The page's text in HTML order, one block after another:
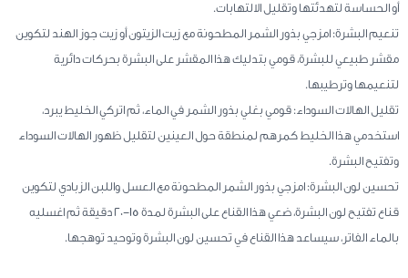
أو الحساسة لتهدئتها وتقليل الالتهابات.
تنعيم البشرة: امزجي بذور الشمر المطحونة مع زيت الزيتون أو زيت جوز الهند لتكوين
مقشر طبيعي للبشرة، قومي بتدليك هذا المقشر على البشرة بحركات دائرية
لتنعيمها وترطيبها.
تقليل الهالات السوداء: قومي بغلي بذور الشمر في الماء، ثم اتركي الخليط يبرد،
استخدمي هذا الخليط كمرهم لمنطقة حول العينين لتقليل ظهور الهالات السوداء
وتفتيح البشرة.
تحسين لون البشرة: امزجي بذور الشمر المطحونة مع العسل واللبن الزبادي لتكوين
قناع تفتيح لون البشرة، ضعي هذا القناع على البشرة لمدة 15-20 دقيقة ثم اغسليه
بالماء الفاتر، سيساعد هذا القناع في تحسين لون البشرة وتوحيد توهجها.